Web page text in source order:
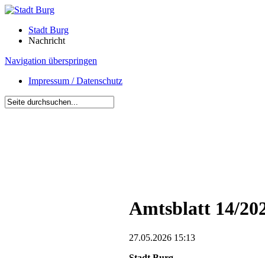
Stadt Burg
Nachricht
Navigation überspringen
Impressum / Datenschutz
Amtsblatt 14/
27.05.2026 15:13